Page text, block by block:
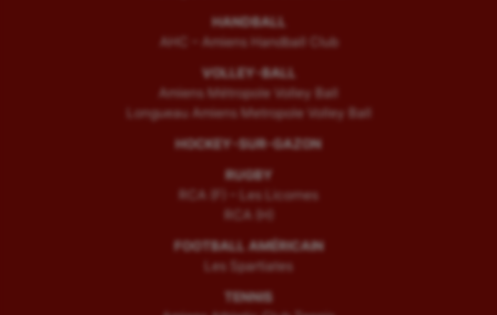
HANDBALL
AHC – Amiens Handball Club
VOLLEY-BALL
Amiens Métropole Volley Ball
Longueau Amiens Metropole Volley Ball
HOCKEY-SUR-GAZON
RUGBY
RCA (F) – Les Licornes
RCA (H)
FOOTBALL AMÉRICAIN
Les Spartiates
TENNIS